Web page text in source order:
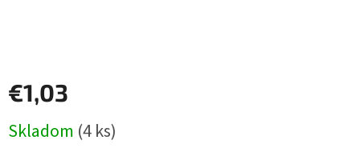
€1,03
cena:
Skladom (4 ks)